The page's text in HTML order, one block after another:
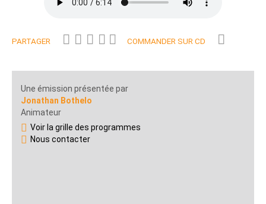
PARTAGER COMMANDER SUR CD
Une émission présentée par
Jonathan Bothelo
Animateur
Voir la grille des programmes
Nous contacter